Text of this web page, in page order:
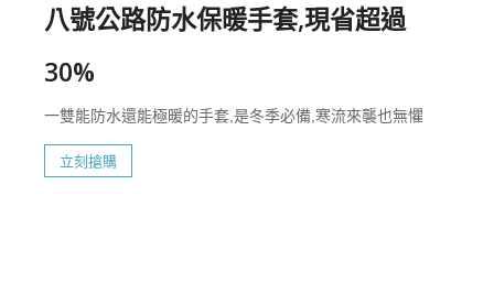
八號公路防水保暖手套,現省超過
30%
一雙能防水還能極暖的手套,是冬季必備,寒流來襲也無懼
立刻搶購